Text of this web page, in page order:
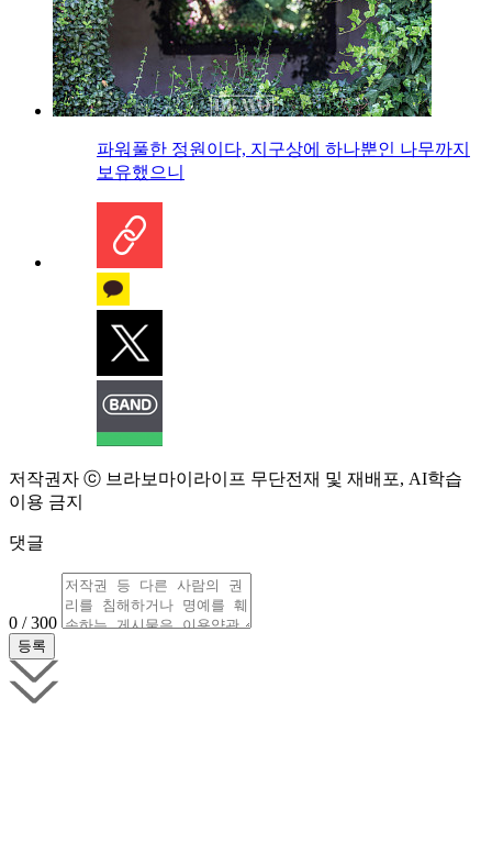
파워풀한 정원이다, 지구상에 하나뿐인 나무까지
보유했으니
저작권자 ⓒ 브라보마이라이프 무단전재 및 재배포, AI학습
이용 금지
댓글
0 / 300